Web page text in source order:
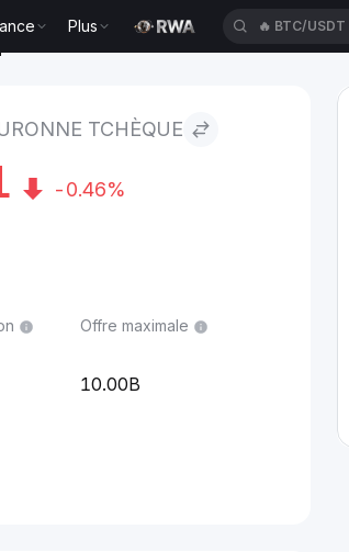
Plus 🔥 BTC/USDT
TCHÈQUE
-0.46%
Offre maximale
10.00B